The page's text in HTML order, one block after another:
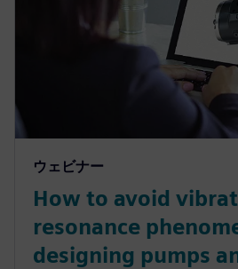
ウェビナー
How to avoid
resonance
designing pumps